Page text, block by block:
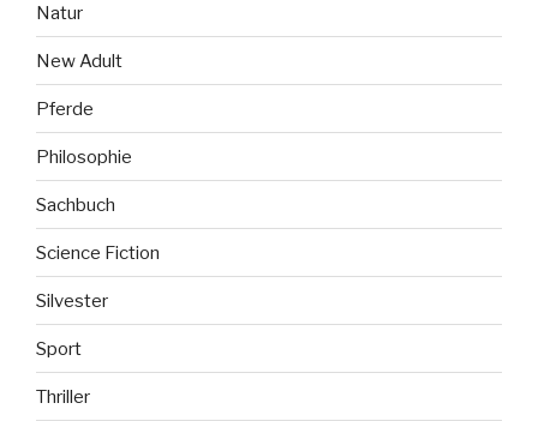
Natur
New Adult
Pferde
Philosophie
Sachbuch
Science Fiction
Silvester
Sport
Thriller